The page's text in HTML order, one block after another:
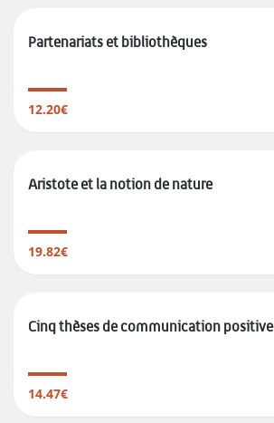
Partenariats et bibliothèques
12.20€
Aristote et la notion de nature
19.82€
Cinq thèses de communication positive
14.47€